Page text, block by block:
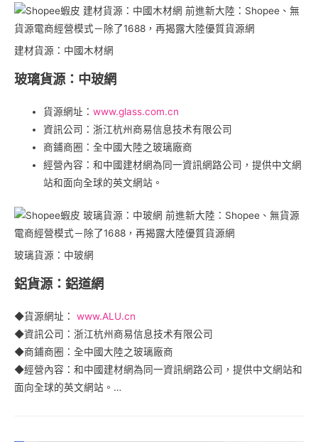
建材貨源：中國木材網
玻璃貨源：中玻網
貨源網址：www.glass.com.cn
資訊公司：浙江杭州商易信息技术有限公司
商鋪商圈：全中國大陸之玻璃廠商
經營內容：和中國建材網為同一資訊網路公司，提供中文網
站和面向全球的英文網站。
玻璃貨源：中玻網
鋁貨源：鋁道網
◆貨源網址： www.ALU.cn
◆資訊公司：浙江杭州商易信息技术有限公司
◆商鋪商圈：全中國大陸之玻璃廠商
◆經營內容：和中國建材網為同一資訊網路公司，提供中文網站和
面向全球的英文網站。…